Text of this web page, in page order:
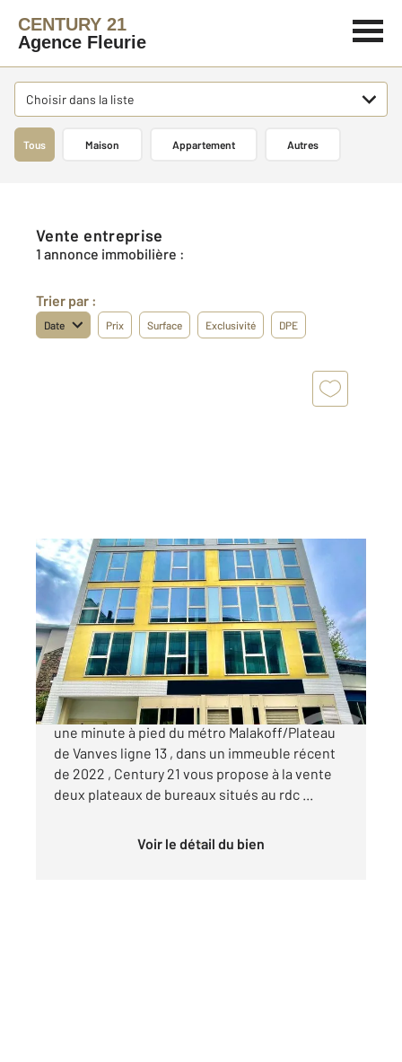
CENTURY 21
Agence Fleurie
Choisir dans la liste
Tous Maison Appartement Autres
Vente entreprise
1 annonce immobilière :
Trier par :
Date Prix Surface Exclusivité DPE
VANVES 92
1269,70 m
Ref : 719
Entreprise à vendre
6 300 000 €
VANVES. Aux portes de Paris et à seulement
une minute à pied du métro Malakoff/Plateau
de Vanves ligne 13 , dans un immeuble récent
de 2022 , Century 21 vous propose à la vente
deux plateaux de bureaux situés au rdc ...
Voir le détail du bien